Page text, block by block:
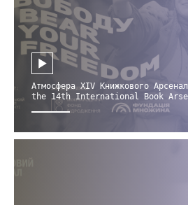
Атмосфера XIV Книжкового
the 14th International Book